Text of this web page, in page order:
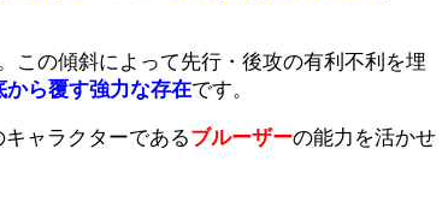
この傾斜によって先行・後攻の有利不利を埋
ら覆す強力な存在です。
ャラクターであるブルーザーの能力を活かせ